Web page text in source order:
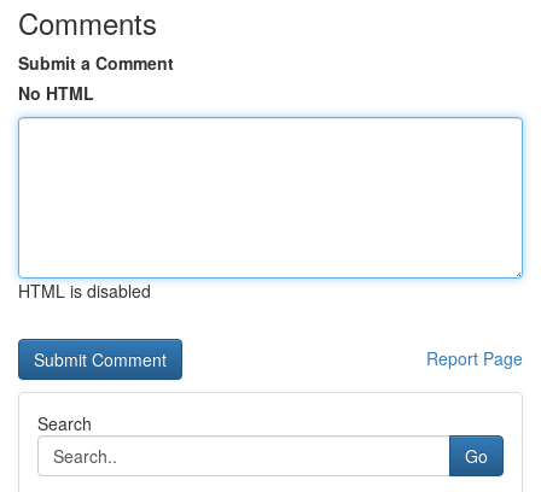
Comments
Submit a Comment
No HTML
HTML is disabled
Report Page
Search
Go